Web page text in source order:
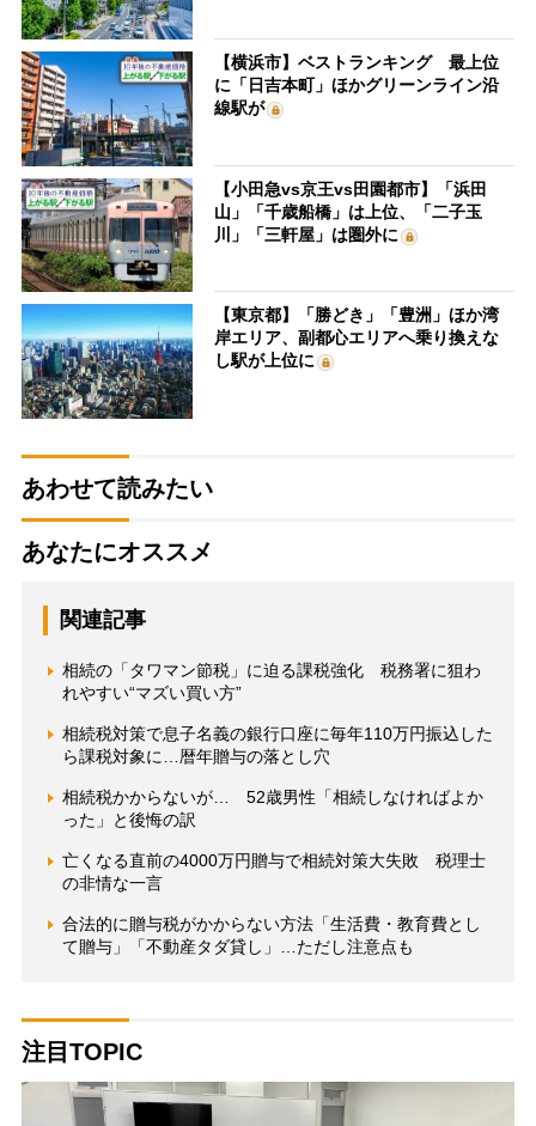
【横浜市】ベストランキング 最上位
に「日吉本町」ほかグリーンライン沿
線駅が
【小田急vs京王vs田園都市】「浜田
山」「千歳船橋」は上位、「二子玉
川」「三軒屋」は圏外に
【東京都】「勝どき」「豊洲」ほか湾
岸エリア、副都心エリアへ乗り換えな
し駅が上位に
あわせて読みたい
あなたにオススメ
関連記事
相続の「タワマン節税」に迫る課税強化 税務署に狙わ
れやすい“マズい買い方”
相続税対策で息子名義の銀行口座に毎年110万円振込した
ら課税対象に…暦年贈与の落とし穴
相続税かからないが… 52歳男性「相続しなければよか
った」と後悔の訳
亡くなる直前の4000万円贈与で相続対策大失敗 税理士
の非情な一言
合法的に贈与税がかからない方法「生活費・教育費とし
て贈与」「不動産タダ貸し」…ただし注意点も
注目TOPIC